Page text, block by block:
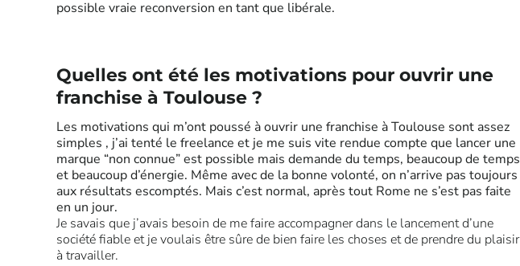
possible vraie reconversion en tant que libérale.
Quelles ont été les motivations pour ouvrir une
franchise à Toulouse ?
Les motivations qui m’ont poussé à ouvrir une franchise à Toulouse sont assez
simples , j’ai tenté le freelance et je me suis vite rendue compte que lancer une
marque “non connue” est possible mais demande du temps, beaucoup de temps
et beaucoup d’énergie. Même avec de la bonne volonté, on n’arrive pas toujours
aux résultats escomptés. Mais c’est normal, après tout Rome ne s’est pas faite
en un jour.
Je savais que j’avais besoin de me faire accompagner dans le lancement d’une
société fiable et je voulais être sûre de bien faire les choses et de prendre du plaisir
à travailler.